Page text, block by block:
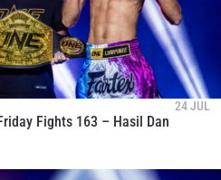
24 JUL
Fights 163 – Hasil Dan